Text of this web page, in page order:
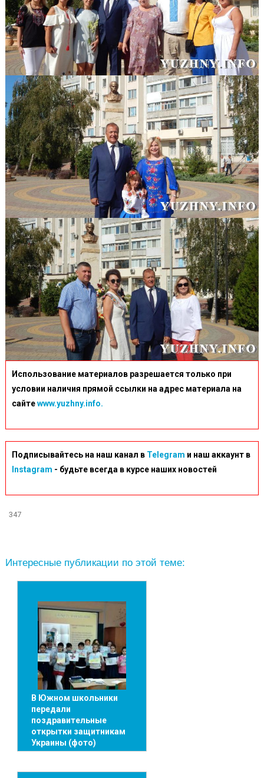
Использование материалов разрешается только при
условии наличия прямой ссылки на адрес материала на
сайтеwww.yuzhny.info.
Подписывайтесь на наш канал в Telegram и наш аккаунт в
Instagram - будьте всегда в курсе наших новостей
347
Интересные публикации по этой теме:
В Южном школьники
передали
поздравительные
открытки защитникам
Украины (фото)